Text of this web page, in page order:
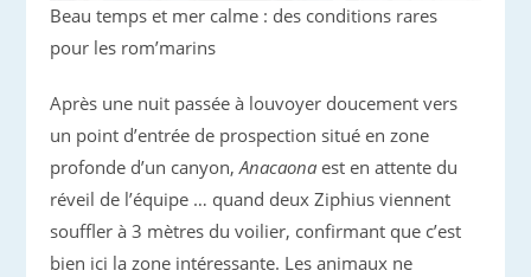
Beau temps et mer calme : des conditions rares
pour les rom’marins
Après une nuit passée à louvoyer doucement vers
un point d’entrée de prospection situé en zone
profonde d’un canyon,Anacaona est en attente du
réveil de l’équipe … quand deux Ziphius viennent
souffler à 3 mètres du voilier, confirmant que c’est
bien ici la zone intéressante. Les animaux ne